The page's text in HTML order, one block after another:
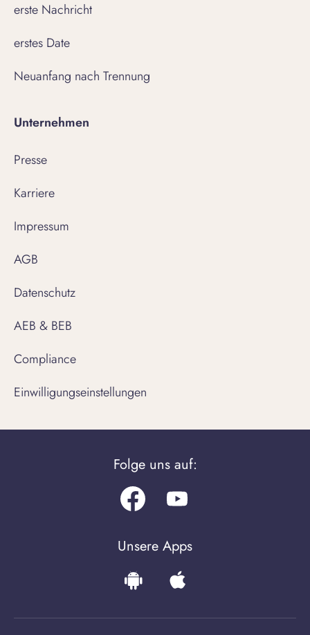
erste Nachricht
erstes Date
Neuanfang nach Trennung
Unternehmen
Presse
Karriere
Impressum
AGB
Datenschutz
AEB & BEB
Compliance
Einwilligungseinstellungen
Folge uns auf:
FacebookYoutube.com
Unsere Apps
DownloadDownload